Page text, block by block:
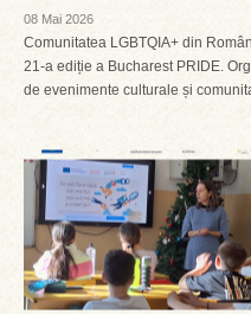
08 Mai 2026
Comunitatea LGBTQIA+ din
21-a ediție a Bucharest PRIDE.
de evenimente culturale și